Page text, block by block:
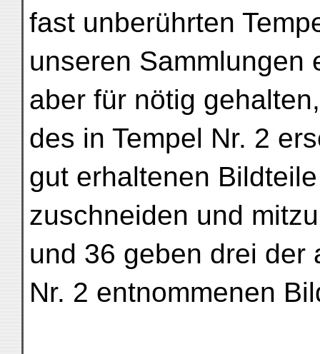
fast unberührten
unseren Sammlungen
aber für nötig
des in Tempel Nr. 2
gut erhaltenen
zuschneiden und
und 36 geben drei der
Nr. 2 entnommenen